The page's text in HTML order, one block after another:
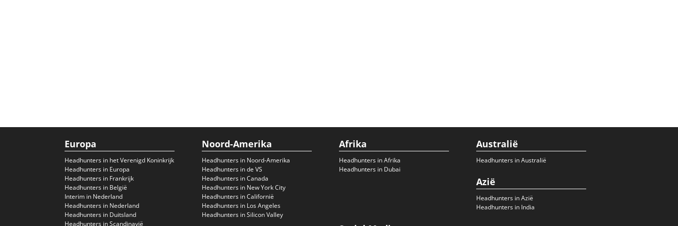
Europa
Headhunters in het Verenigd Koninkrijk
Headhunters in Europa
Headhunters in Frankrijk
Headhunters in België
Interim in Nederland
Headhunters in Nederland
Headhunters in Duitsland
Headhunters in Scandinavië
Noord-Amerika
Headhunters in Noord-Amerika
Headhunters in de VS
Headhunters in Canada
Headhunters in New York City
Headhunters in Californië
Headhunters in Los Angeles
Headhunters in Silicon Valley
Afrika
Headhunters in Afrika
Headhunters in Dubai
Australië
Headhunters in Australië
Azië
Headhunters in Azië
Headhunters in India